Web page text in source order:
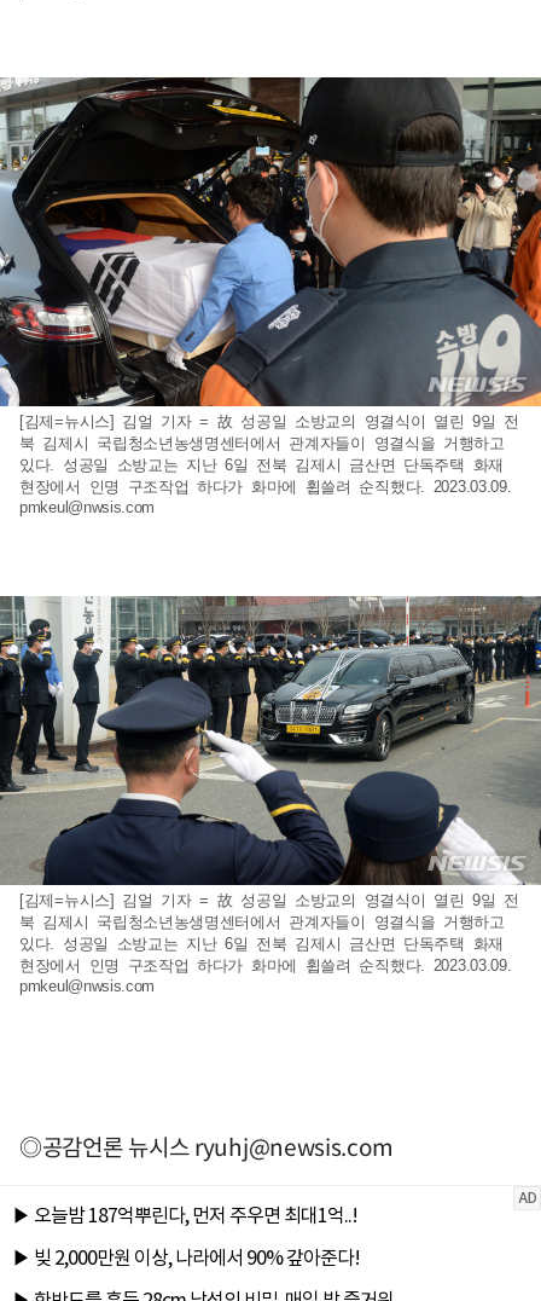
[김제=뉴시스] 김얼 기자 = 故 성공일 소방교의 영결식이 열린 9일 전
북 김제시 국립청소년농생명센터에서 관계자들이 영결식을 거행하고
있다. 성공일 소방교는 지난 6일 전북 김제시 금산면 단독주택 화재
현장에서 인명 구조작업 하다가 화마에 휩쓸려 순직했다. 2023.03.09.
pmkeul@nwsis.com
[김제=뉴시스] 김얼 기자 = 故 성공일 소방교의 영결식이 열린 9일 전
북 김제시 국립청소년농생명센터에서 관계자들이 영결식을 거행하고
있다. 성공일 소방교는 지난 6일 전북 김제시 금산면 단독주택 화재
현장에서 인명 구조작업 하다가 화마에 휩쓸려 순직했다. 2023.03.09.
pmkeul@nwsis.com
◎공감언론 뉴시스ryuhj@newsis.com